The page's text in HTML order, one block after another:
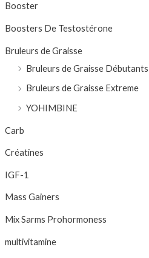
Booster
Boosters De Testostérone
Bruleurs de Graisse
Bruleurs de Graisse Débutants
Bruleurs de Graisse Extreme
YOHIMBINE
Carb
Créatines
IGF-1
Mass Gainers
Mix Sarms Prohormoness
multivitamine